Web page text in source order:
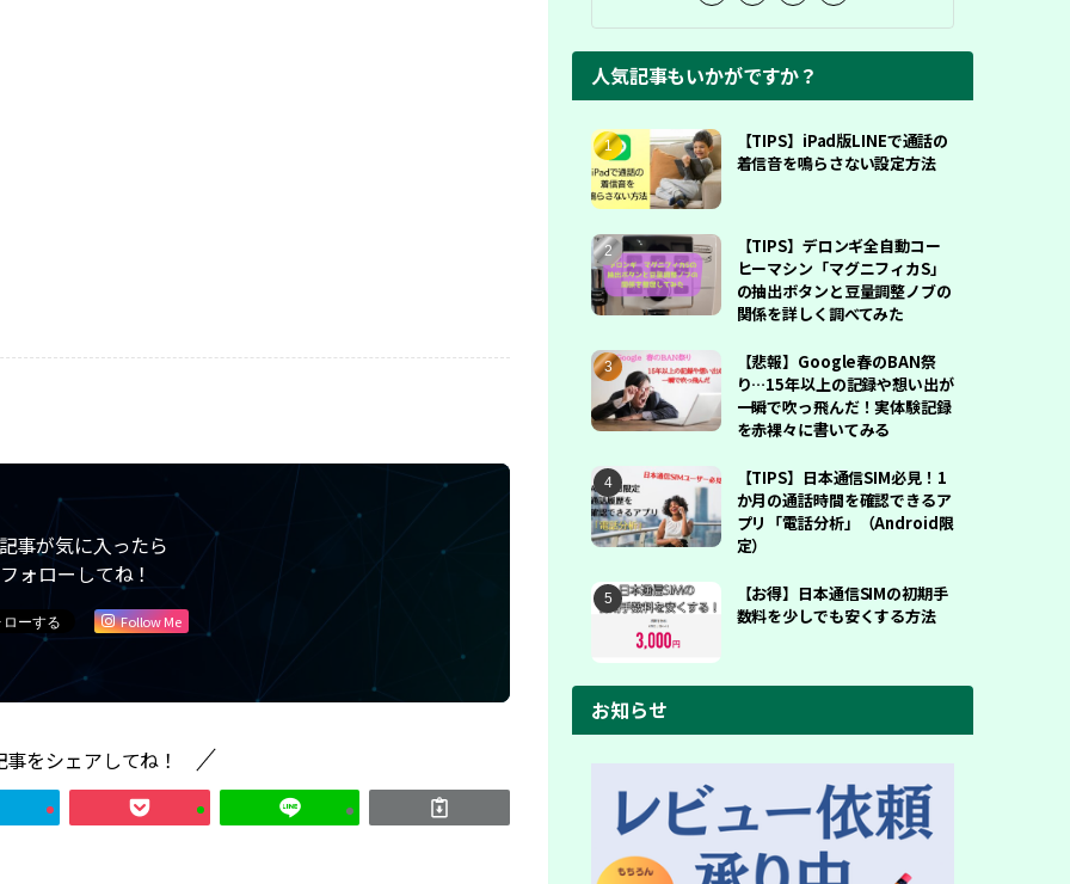
事が気に入ったら
ォローしてね！
Follow Me
事をシェアしてね！
人気記事もいかがですか？
【TIPS】iPad版LINEで通話の
着信音を鳴らさない設定方法
【TIPS】デロンギ全自動コー
ヒーマシン「マグニフィカS」
の抽出ボタンと豆量調整ノブの
関係を詳しく調べてみた
【悲報】Google春のBAN祭
り…15年以上の記録や想い出が
一瞬で吹っ飛んだ！実体験記録
を赤裸々に書いてみる
【TIPS】日本通信SIM必見！1
か月の通話時間を確認できるア
プリ「電話分析」（Android限
定）
【お得】日本通信SIMの初期手
数料を少しでも安くする方法
お知らせ